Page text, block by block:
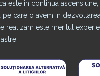
este in continua
pe care o avem in
realizam este meritul